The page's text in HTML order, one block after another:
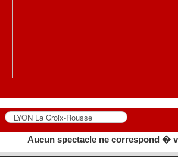
Aucun spectacle ne correspond �